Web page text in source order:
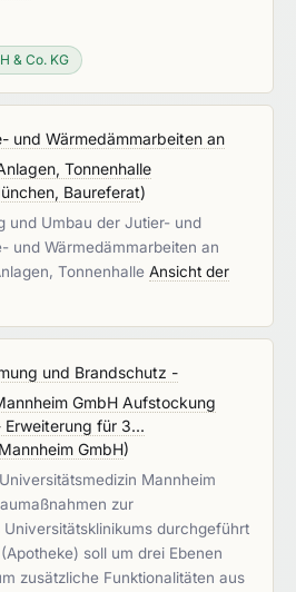
& Co. KG
und Wärmedämmarbeiten an
Tonnenhalle
Baureferat)
und Umbau der Jutier- und
und Wärmedämmarbeiten an
Tonnenhalle Ansicht der
und Brandschutz -
GmbH Aufstockung
für 3...
GmbH)
Mannheim
zur
durchgeführt
soll um drei Ebenen
zusätzliche Funktionalitäten aus